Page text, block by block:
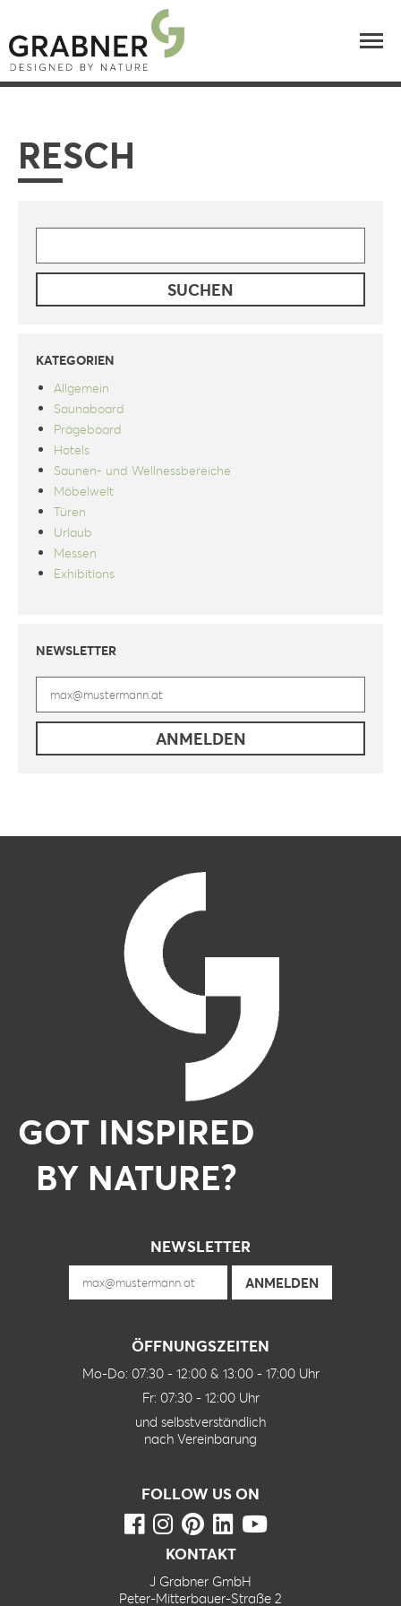
RESCH
SUCHE
NACH:
KATEGORIEN
Allgemein
Saunaboard
Prägeboard
Hotels
Saunen- und Wellnessbereiche
Möbelwelt
Türen
Urlaub
Messen
Exhibitions
NEWSLETTER
GOT INSPIRED
BY NATURE?
NEWSLETTER
ÖFFNUNGSZEITEN
Mo-Do: 07:30 - 12:00 & 13:00 - 17:00 Uhr
Fr: 07:30 - 12:00 Uhr
und selbstverständlich
nach Vereinbarung
FOLLOW US ON
KONTAKT
J Grabner GmbH
Peter-Mitterbauer-Straße 2